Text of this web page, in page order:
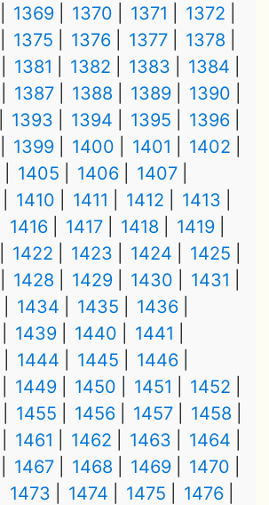
1369 1370 1371
1372
1375 1376 1377
1378
1381 1382 1383
1384
1387 1388 1389
1390
1393 1394 1395
1396
1399 1400 1401
1402
1405 1406
1407
1410 1411 1412
1413
1416 1417 1418
1419
1422 1423 1424
1425
1428 1429 1430
1431
1434 1435
1436
1439 1440
1441
1444 1445
1446
1449 1450 1451
1452
1455 1456 1457
1458
1461 1462 1463
1464
1467 1468 1469
1470
1473 1474 1475
1476